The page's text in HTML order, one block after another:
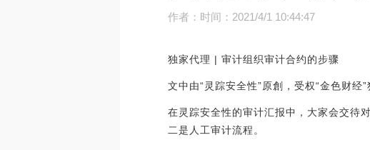
作者： 时间：2021/4/1 10:44:47
独家代理 | 审计组织审计合约的步骤
文中由“灵踪安全性”原創，受权“金色财经
在灵踪安全性的审计汇报中，大家会交待
二是人工审计流程。